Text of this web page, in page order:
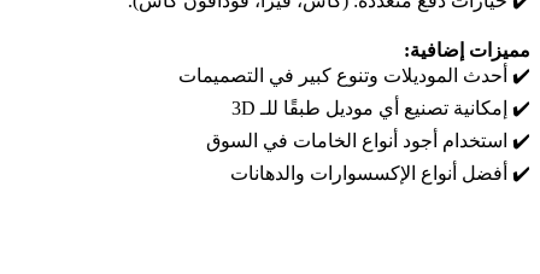
مميزات إضافية:
✔️ أحدث الموديلات وتنوع كبير في التصميمات
✔️ إمكانية تصنيع أي موديل طبقًا للـ 3D
✔️ استخدام أجود أنواع الخامات في السوق
✔️ أفضل أنواع الإكسسوارات والدهانات